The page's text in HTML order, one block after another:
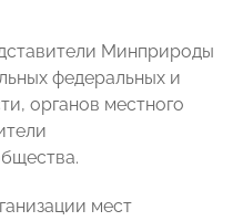
Минприроды
федеральных и
органов местного
мест